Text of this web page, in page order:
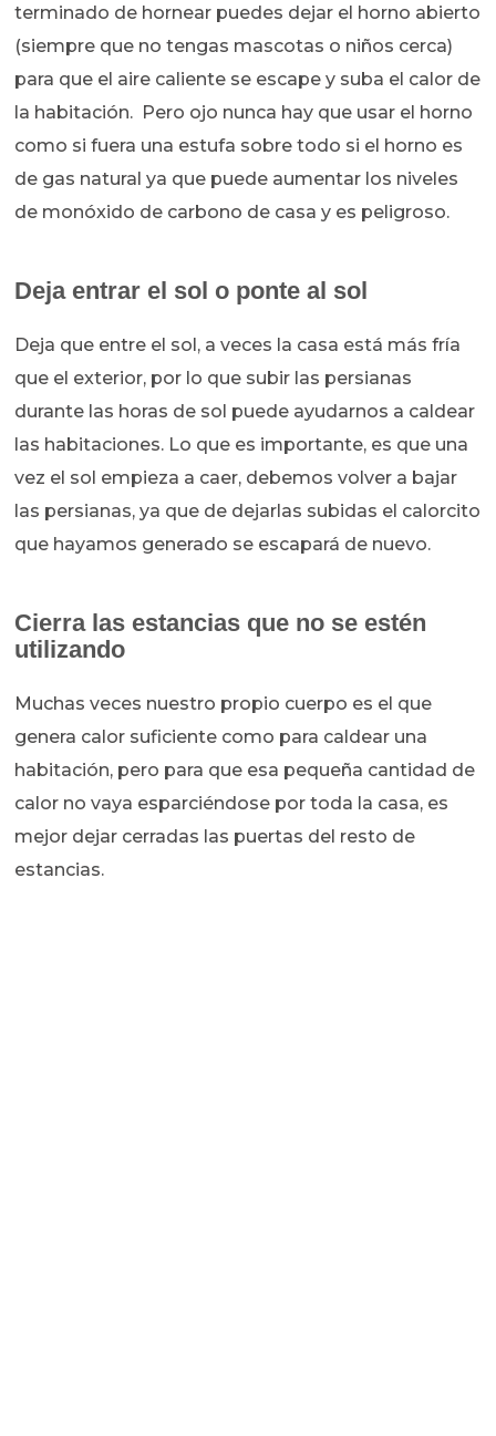
terminado de hornear puedes dejar el horno abierto
(siempre que no tengas mascotas o niños cerca)
para que el aire caliente se escape y suba el calor de
la habitación. Pero ojo nunca hay que usar el horno
como si fuera una estufa sobre todo si el horno es
de gas natural ya que puede aumentar los niveles
de monóxido de carbono de casa y es peligroso.
Deja entrar el sol o ponte al sol
Deja que entre el sol, a veces la casa está más fría
que el exterior, por lo que subir las persianas
durante las horas de sol puede ayudarnos a caldear
las habitaciones. Lo que es importante, es que una
vez el sol empieza a caer, debemos volver a bajar
las persianas, ya que de dejarlas subidas el calorcito
que hayamos generado se escapará de nuevo.
Cierra las estancias que no se estén
utilizando
Muchas veces nuestro propio cuerpo es el que
genera calor suficiente como para caldear una
habitación, pero para que esa pequeña cantidad de
calor no vaya esparciéndose por toda la casa, es
mejor dejar cerradas las puertas del resto de
estancias.